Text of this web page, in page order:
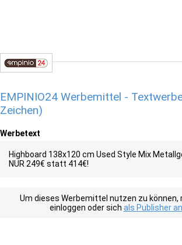
EMPINIO24 Werbemittel -
Zeichen)
Werbetext
Highboard 138x120 cm Used Style Mix
NUR 249€ statt 414€!
Um dieses Werbemittel nutzen zu können,
einloggen oder sich als Publisher